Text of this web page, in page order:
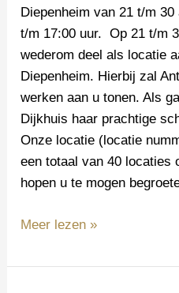
Diepenheim van 21 t/m
t/m 17:00 uur. Op 21 t/m
wederom deel als locatie
Diepenheim. Hierbij zal
werken aan u tonen. Als
Dijkhuis haar prachtige
Onze locatie (locatie
een totaal van 40 locaties
hopen u te mogen
Meer lezen »